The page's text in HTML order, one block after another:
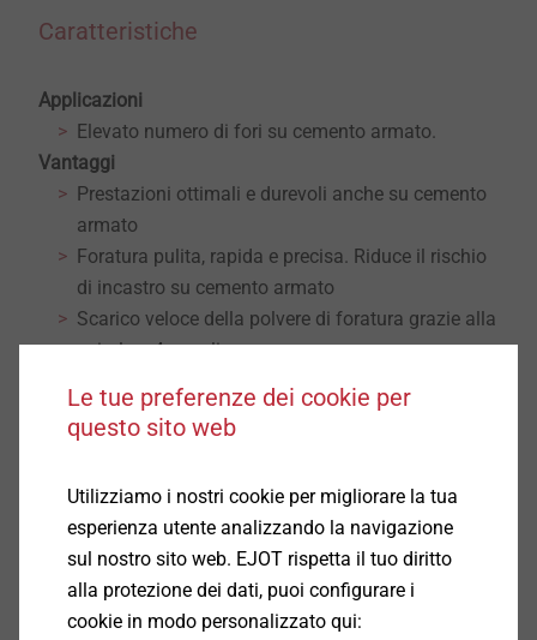
Caratteristiche
Applicazioni
Elevato numero di fori su cemento armato.
Vantaggi
Prestazioni ottimali e durevoli anche su cemento
armato
Foratura pulita, rapida e precisa. Riduce il rischio
di incastro su cemento armato
Scarico veloce della polvere di foratura grazie alla
spirale a 4 canali
Dati tecnici
Struttura della punta rinforzata al centro
Geometria a 4 taglienti
Punta in metallo duro
Download
Le tue preferenze dei cookie per
questo sito web
Utilizziamo i nostri cookie per migliorare la tua
esperienza utente analizzando la navigazione
sul nostro sito web. EJOT rispetta il tuo diritto
alla protezione dei dati, puoi configurare i
cookie in modo personalizzato qui: